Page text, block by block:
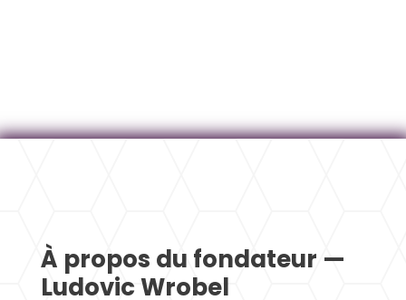
À propos du fondateur —
Ludovic Wrobel